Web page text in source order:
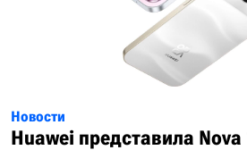
Новости
Huawei представила Nova